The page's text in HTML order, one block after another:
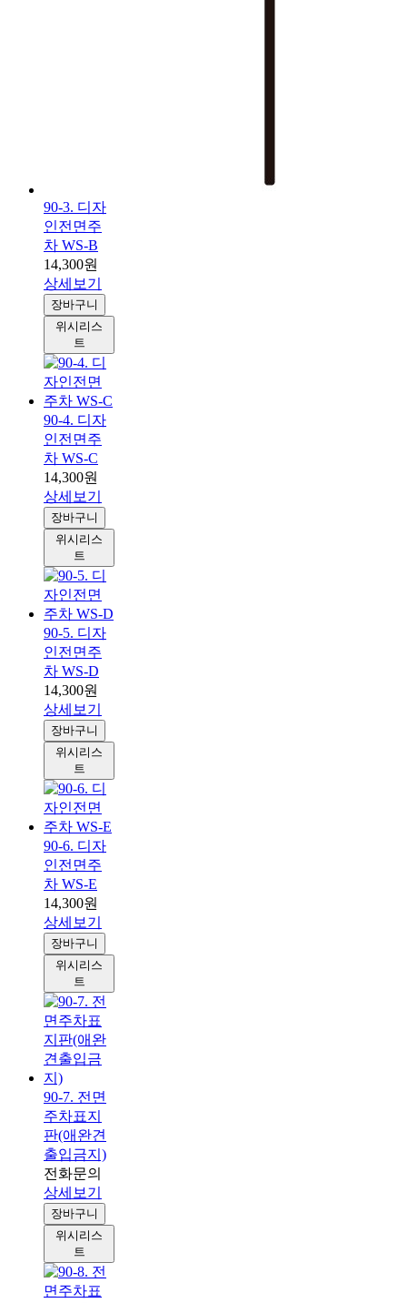
90-3. 디자
인전면주
차 WS-B
14,300원
상세보기
장바구니
위시리스
트
90-4. 디자
인전면주
차 WS-C
14,300원
상세보기
장바구니
위시리스
트
90-5. 디자
인전면주
차 WS-D
14,300원
상세보기
장바구니
위시리스
트
90-6. 디자
인전면주
차 WS-E
14,300원
상세보기
장바구니
위시리스
트
90-7. 전면
주차표지
판(애완견
출입금지)
전화문의
상세보기
장바구니
위시리스
트